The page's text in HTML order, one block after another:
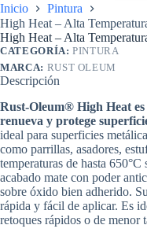
Inicio
Pintura
High Heat – Alta
High Heat – Alta
CATEGORÍA:PINTURA
MARCA: RUST OLEUM
Descripción
Rust-Oleum® High Heat
renueva y protege
ideal para superficies
como parrillas, asadores,
temperaturas de hasta
acabado mate con poder
sobre óxido bien adherido.
rápida y fácil de aplicar. Es
retoques rápidos o de menor